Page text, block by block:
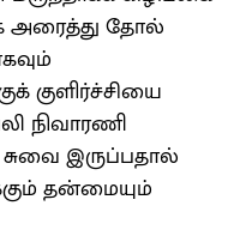
அரைத்து தோல்
குளிர்ச்சியை
நிவாரணி
இருப்பதால்
தன்மையும்